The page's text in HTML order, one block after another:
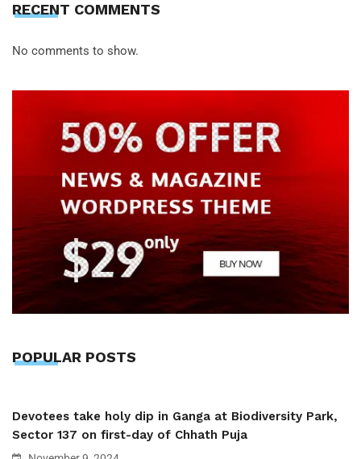
RECENT COMMENTS
No comments to show.
POPULAR POSTS
Devotees take holy dip in Ganga at Biodiversity Park,
Sector 137 on first-day of Chhath Puja